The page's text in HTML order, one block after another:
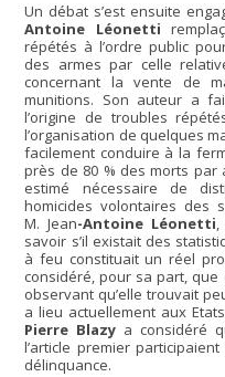
Un débat s’est ensuite
Antoine Léonetti
répétés à l’ordre public
des armes par celle
concernant la vente de
munitions. Son auteur a
l’origine de troubles
l’organisation de quelques
facilement conduire à la
près de 80 % des morts
estimé nécessaire de
homicides volontaires des
M. Jean-Antoine Léonetti,
savoir s’il existait des
à feu constituait un réel
considéré, pour sa part, que
observant qu’elle trouvait
a lieu actuellement aux
Pierre Blazy a considéré
l’article premier
délinquance.